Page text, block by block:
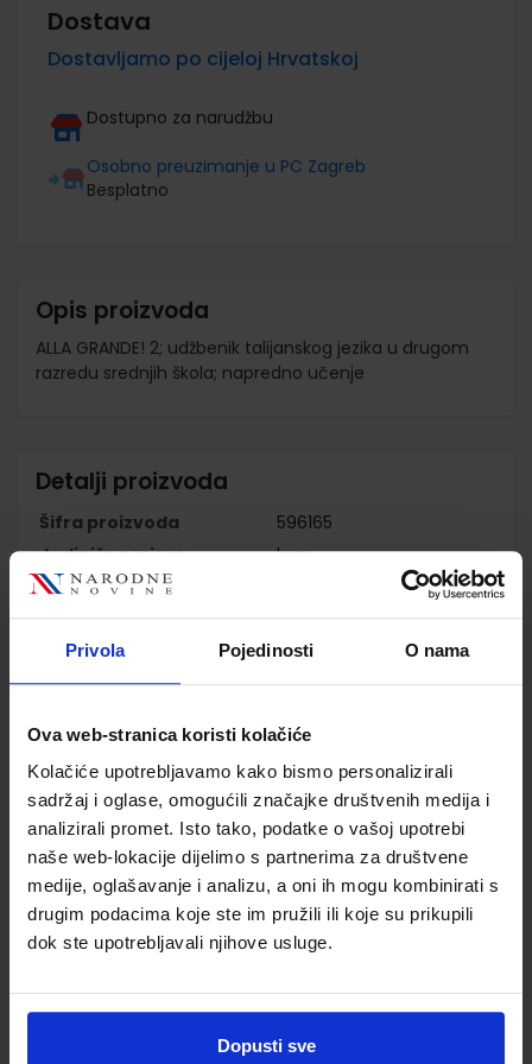
Privola Pojedinosti O nama
Ova web-stranica koristi kolačiće
Kolačiće upotrebljavamo kako bismo personalizirali
sadržaj i oglase, omogućili značajke društvenih medija i
analizirali promet. Isto tako, podatke o vašoj upotrebi
naše web-lokacije dijelimo s partnerima za društvene
medije, oglašavanje i analizu, a oni ih mogu kombinirati s
drugim podacima koje ste im pružili ili koje su prikupili
dok ste upotrebljavali njihove usluge.
Dopusti sve
Dostava
Dostavljamo po cijeloj Hrvatskoj
Dostupno za narudžbu
Osobno preuzimanje u PC Zagreb
Besplatno
Opis proizvoda
ALLA GRANDE! 2; udžbenik talijanskog jezika u drugom
razredu srednjih škola; napredno učenje
Detalji proizvoda
Šifra proizvoda
596165
Jedinična mjera
kom
Nakladnik
ŠKOLSKA KNJIGA d.d.
Autor
Irena Vučić Silvia
Venchiarutti
Vrsta škole
3 STRUKOVNA
Nastavni predmet
TALIJANSKI JEZIK
Reg br min
8266